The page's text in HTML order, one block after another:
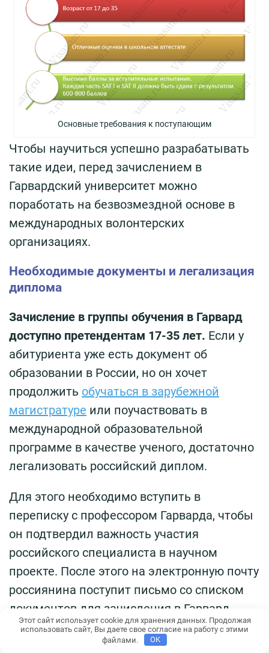
Основные требования к поступающим
Чтобы научиться успешно разрабатывать
такие идеи, перед зачислением в
Гарвардский университет можно
поработать на безвозмездной основе в
международных волонтерских
организациях.
Необходимые документы и легализация
диплома
Зачисление в группы обучения в Гарвард
доступно претендентам 17-35 лет. Если у
абитуриента уже есть документ об
образовании в России, но он хочет
продолжить обучаться в зарубежной
магистратуре или поучаствовать в
международной образовательной
программе в качестве ученого, достаточно
легализовать российский диплом.
Для этого необходимо вступить в
переписку с профессором Гарварда, чтобы
он подтвердил важность участия
российского специалиста в научном
проекте. После этого на электронную почту
россиянина поступит письмо со списком
документов для зачисления в Гарвард.
Вступительные испытания
Этот сайт использует cookie для хранения данных. Продолжая
использовать сайт, Вы даете свое согласие на работу с этими
файлами.
OK